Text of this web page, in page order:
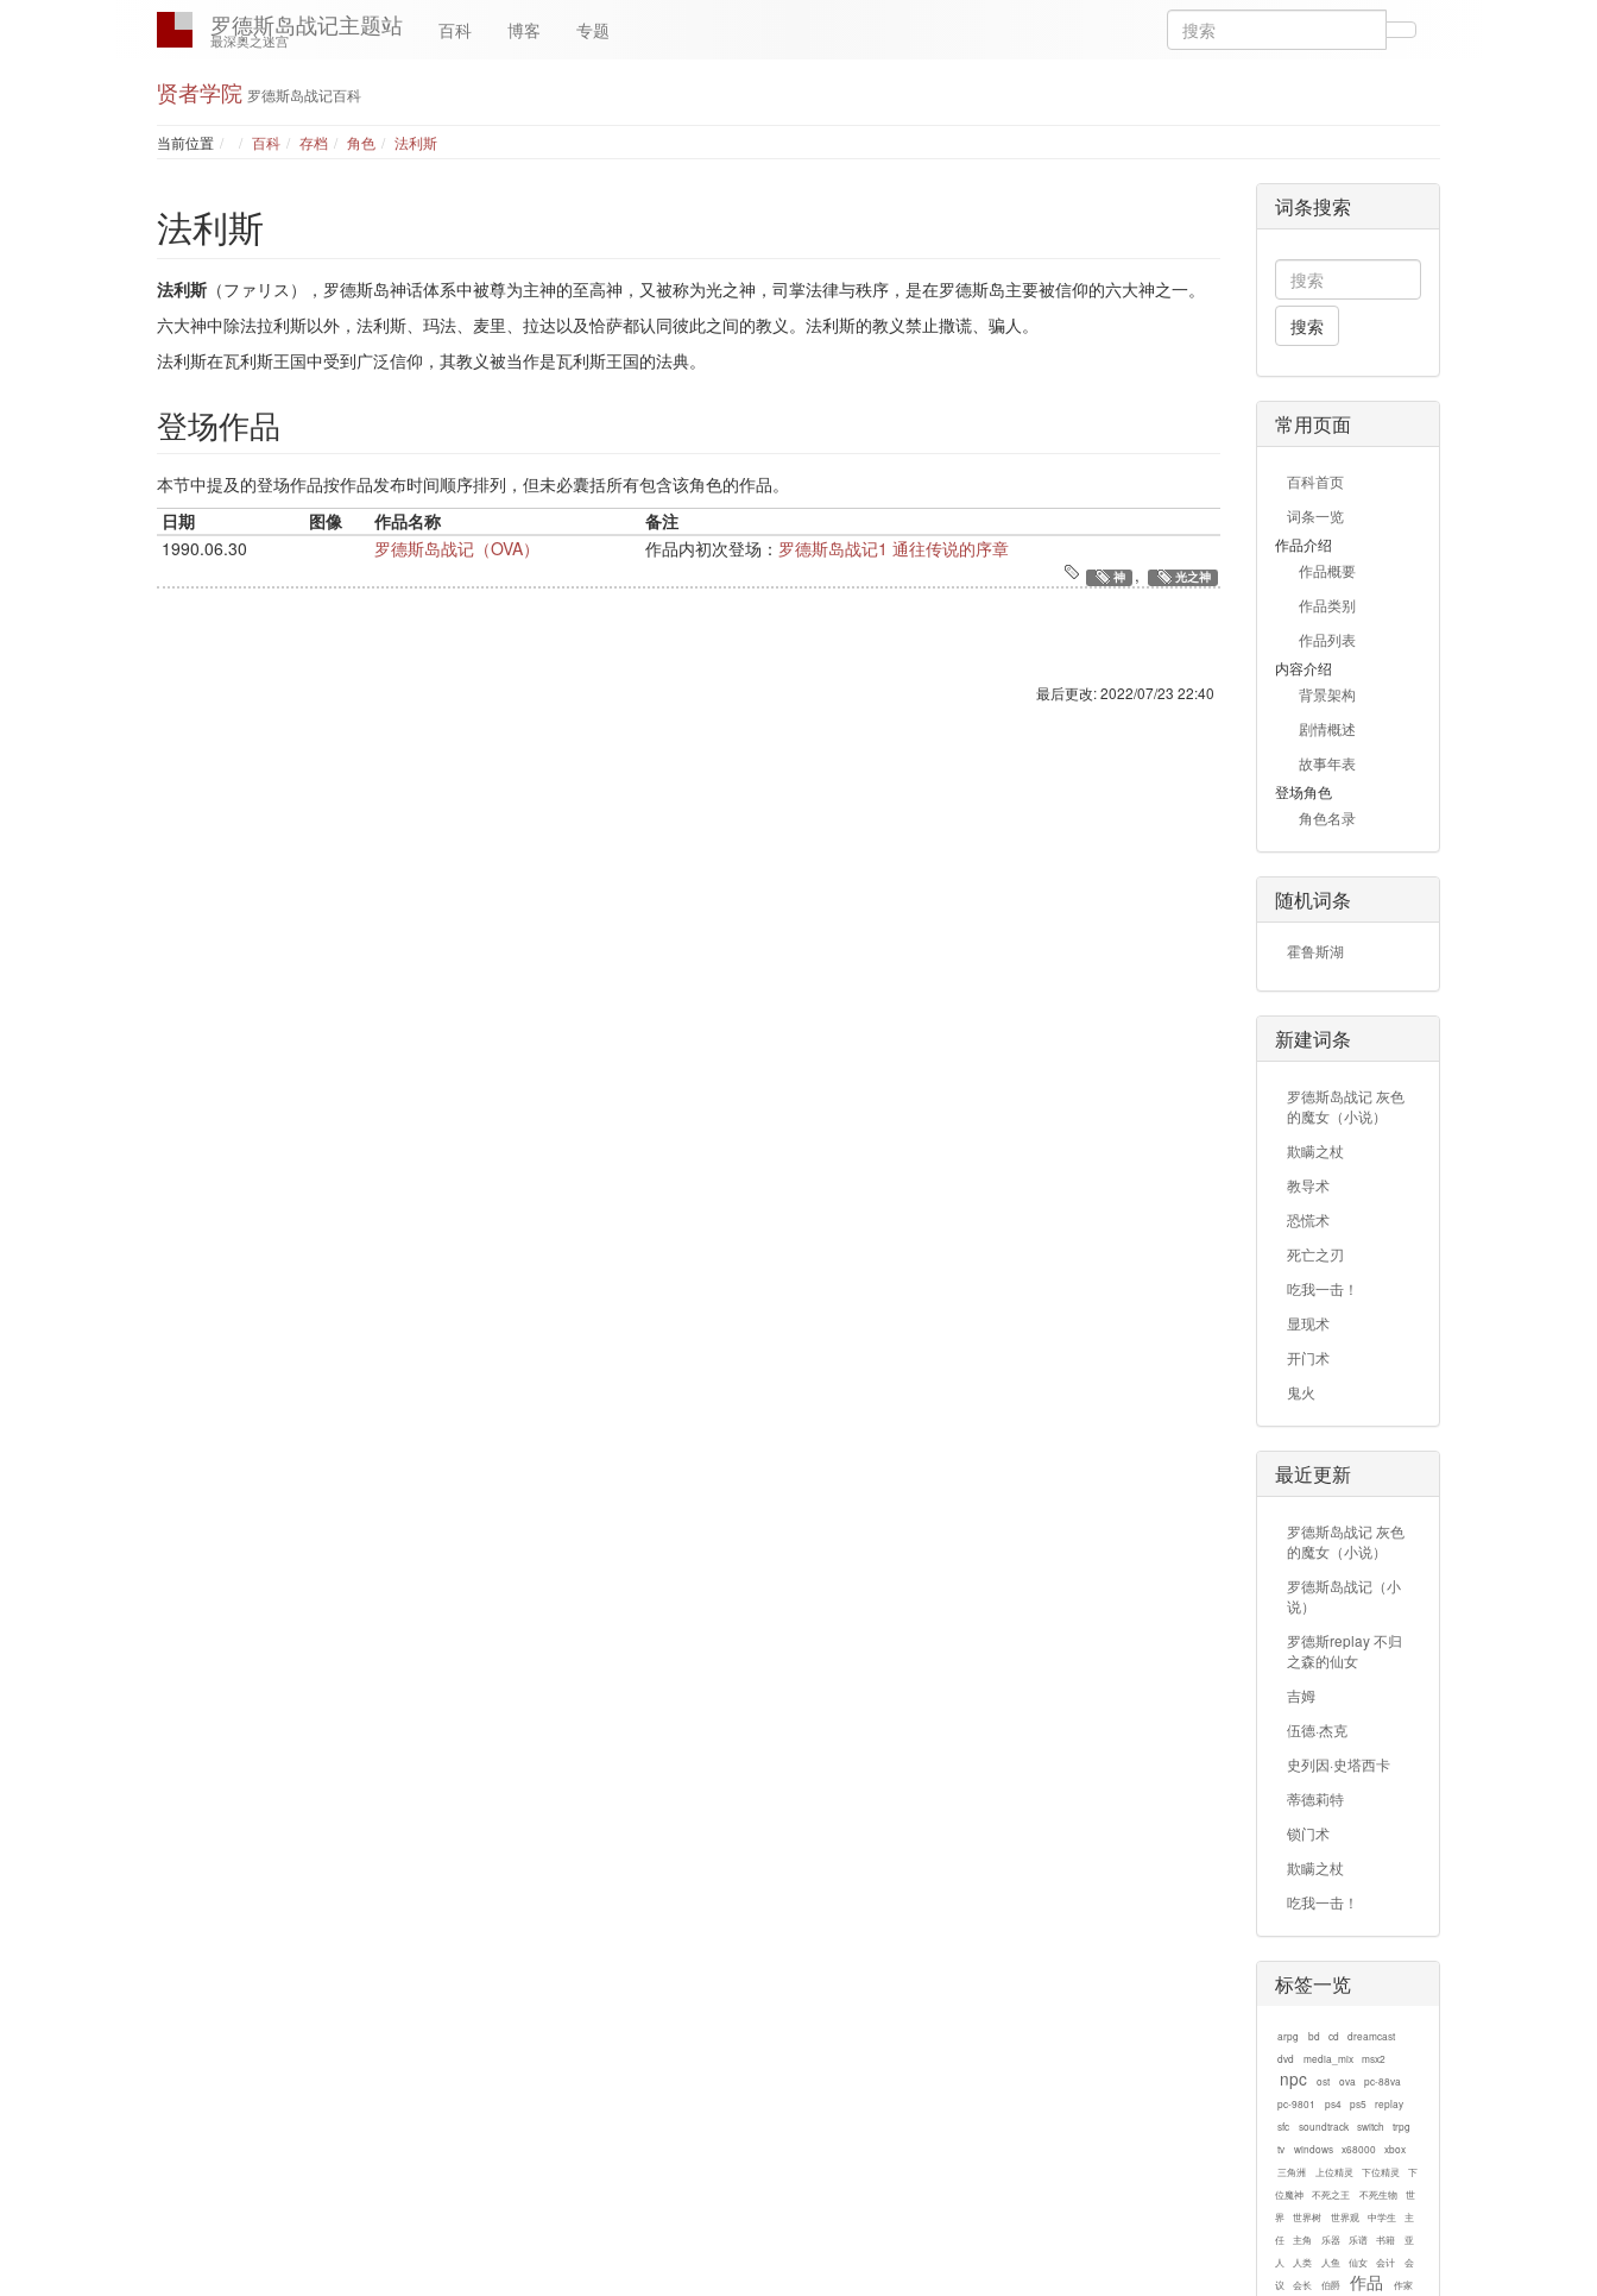
罗德斯岛战记主题站
最深奥之迷宫 百科 博客 专题
贤者学院 罗德斯岛战记百科
当前位置 Home
百科 存档 角色 法利斯
法利斯
法利斯 （ファリス），罗德斯岛神话体系中被尊为主神的至高神，又被称为光之神，司掌法律与秩序，是在罗德斯岛主要被信仰的六大神之一。
六大神中除法拉利斯以外，法利斯、玛法、麦里、拉达以及恰萨都认同彼此之间的教义。法利斯的教义禁止撒谎、骗人。
法利斯在瓦利斯王国中受到广泛信仰，其教义被当作是瓦利斯王国的法典。
登场作品
本节中提及的登场作品按作品发布时间顺序排列，但未必囊括所有包含该角色的作品。
日期
图像 作品名称
备注
1990.06.30
罗德斯岛战记（OVA） 作品内初次登场： 罗德斯岛战记1 通往传说的序章
神 , 光之神
最后更改:2022/07/23 22:40
词条搜索
搜索
常用页面
百科首页
词条一览
作品介绍
作品概要
作品类别
作品列表
内容介绍
背景架构
剧情概述
故事年表
登场角色
角色名录
随机词条
霍鲁斯湖
新建词条
罗德斯岛战记 灰色
的魔女（小说）
欺瞒之杖
教导术
恐慌术
死亡之刃
吃我一击！
显现术
开门术
鬼火
最近更新
罗德斯岛战记 灰色
的魔女（小说）
罗德斯岛战记（小
说）
罗德斯replay 不归
之森的仙女
吉姆
伍德·杰克
史列因·史塔西卡
蒂德莉特
锁门术
欺瞒之杖
吃我一击！
标签一览
arpg bd cd
dreamcast
dvd
media_mix msx2
npc ost ova
pc-88va
pc-9801
ps4 ps5
replay
sfc
soundtrack switch
trpg
tv
windows x68000
xbox
三角洲
上位精灵 下位精灵
下
位魔神
不死之王 不死生物
世
界
世界树 世界观 中学生
主
任
主角 乐器 乐谱 书籍
亚
人
人类 人鱼 仙女 会计
会
议
会长 伯爵 作品
作家